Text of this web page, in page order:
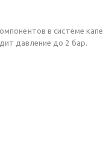
в системе
давление до 2 бар.